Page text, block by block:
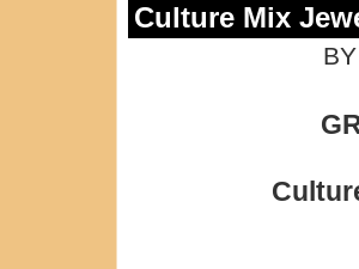
Culture Mix